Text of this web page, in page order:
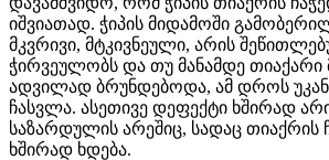
იშვიათად. ჭიპის მიდამოში
მკვრივი, მტკივნეული, არის
ჭირვეულობს და თუ მანამდე
ადვილად ბრუნდებოდა, ამ დროს უკან
ჩასვლა. ასეთივე დეფექტი ხშირად
საზარდულის არეშიც, სადაც თიაქრის
ხშირად ხდება.